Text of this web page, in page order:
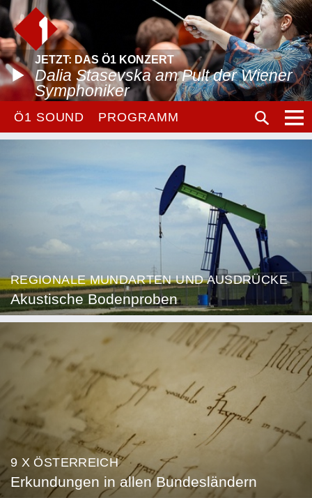
JETZT: DAS Ö1 KONZERT
Dalia Stasevska am Pult der Wiener
Symphoniker
Ö1 SOUND PROGRAMM
REGIONALE MUNDARTEN UND AUSDRÜCKE
Akustische Bodenproben
9 X ÖSTERREICH
Erkundungen in allen Bundesländern